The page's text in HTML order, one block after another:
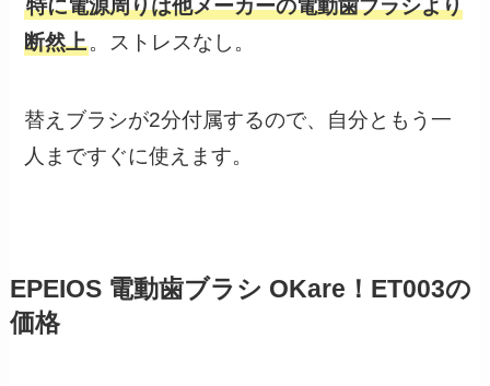
特に電源周りは他メーカーの電動歯ブラシより
断然上。ストレスなし。
替えブラシが2分付属するので、自分ともう一
人まですぐに使えます。
EPEIOS 電動歯ブラシ OKare！ET003の
価格